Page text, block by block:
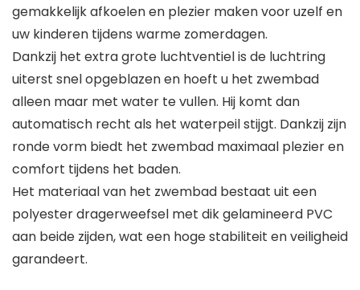
gemakkelijk afkoelen en plezier maken voor uzelf en
uw kinderen tijdens warme zomerdagen.
Dankzij het extra grote luchtventiel is de luchtring
uiterst snel opgeblazen en hoeft u het zwembad
alleen maar met water te vullen. Hij komt dan
automatisch recht als het waterpeil stijgt. Dankzij zijn
ronde vorm biedt het zwembad maximaal plezier en
comfort tijdens het baden.
Het materiaal van het zwembad bestaat uit een
polyester dragerweefsel met dik gelamineerd PVC
aan beide zijden, wat een hoge stabiliteit en veiligheid
garandeert.